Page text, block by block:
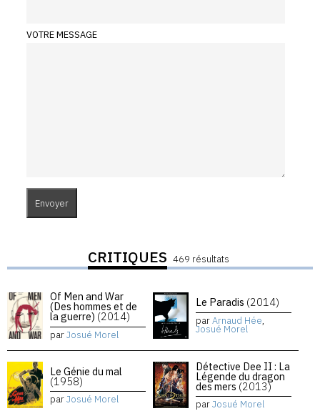
VOTRE MESSAGE
CRITIQUES 469 résultats
Of Men and War
(Des hommes et de
la guerre) (2014)
parJosué Morel
Le Paradis (2014)
parArnaud Hée,
Josué Morel
Le Génie du mal
(1958)
parJosué Morel
Détective Dee II : La
Légende du dragon
des mers (2013)
parJosué Morel